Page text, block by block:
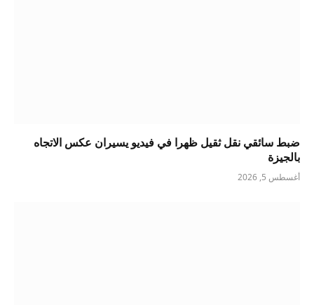
ضبط سائقي نقل ثقيل ظهرا في فيديو يسيران عكس الاتجاه
بالجيزة
أغسطس 5, 2026